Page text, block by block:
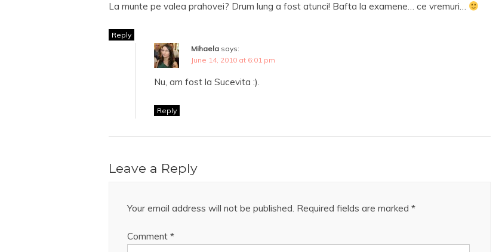
La munte pe valea prahovei? Drum lung a fost atunci! Bafta la examene… ce vremuri…
Reply
Mihaela says:
June 14, 2010 at 6:01 pm
Nu, am fost la Sucevita :).
Reply
Leave a Reply
Your email address will not be published. Required fields are marked *
Comment *